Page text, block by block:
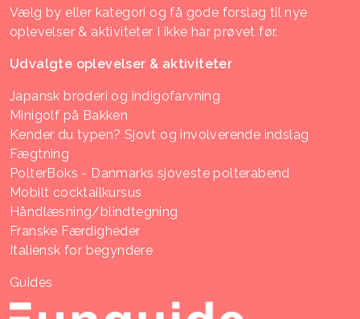
Vælg by eller kategori og få gode forslag til nye
oplevelser & aktiviteter I ikke har prøvet før.
Udvalgte oplevelser & aktiviteter
Japansk broderi og indigofarvning
Minigolf på Bakken
Kender du typen? Sjovt og involverende indslag
Fægtning
PolterBoks - Danmarks sjoveste polterabend
Mobilt cocktailkursus
Håndlæsning/blindtegning
Franske Færdigheder
Italiensk for begyndere
Guides